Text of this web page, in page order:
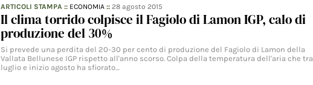
ARTICOLI STAMPA :: ECONOMIA ::28 agosto 2015
Il clima torrido colpisce il Fagiolo di Lamon IGP, calo di
produzione del 30%
Si prevede una perdita del 20-30 per cento di produzione del Fagiolo di Lamon della
Vallata Bellunese IGP rispetto all'anno scorso. Colpa della temperatura dell'aria che tra
luglio e inizio agosto ha sfiorato…